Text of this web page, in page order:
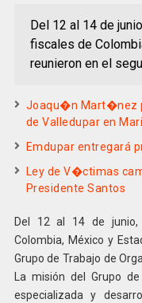
Del 12 al 14 de
fiscales de
reunieron en el
Joaqu�n Mart�nez
de Valledupar en
Emdupar entregará
Ley de V�ctimas
Presidente Santos
Del 12 al 14 de junio,
Colombia, México y
Grupo de Trabajo de
La misión del Grupo
especializada y